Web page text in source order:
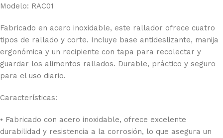
Modelo: RAC01
Fabricado en acero inoxidable, este rallador ofrece cuatro
tipos de rallado y corte. Incluye base antideslizante, manija
ergonómica y un recipiente con tapa para recolectar y
guardar los alimentos rallados. Durable, práctico y seguro
para el uso diario.
Características:
• Fabricado con acero inoxidable, ofrece excelente
durabilidad y resistencia a la corrosión, lo que asegura un